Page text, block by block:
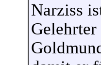
Narziss
Gelehrter